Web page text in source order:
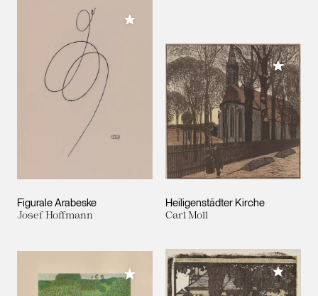
Figurale Arabeske
Josef Hoffmann
Meiner Sammlung hinzufügen
Heiligenstädter Kirche
Carl Moll
Meiner
Meiner Sammlung hinzufügen Meiner